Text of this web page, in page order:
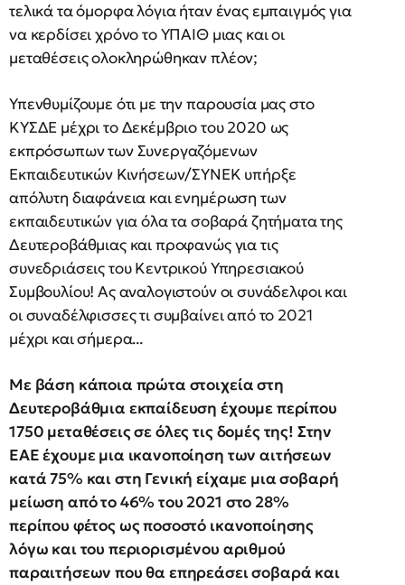
τελικά τα όμορφα λόγια ήταν ένας εμπαιγμός για
να κερδίσει χρόνο το ΥΠΑΙΘ μιας και οι
μεταθέσεις ολοκληρώθηκαν πλέον;
Υπενθυμίζουμε ότι με την παρουσία μας στο
ΚΥΣΔΕ μέχρι το Δεκέμβριο του 2020 ως
εκπρόσωπων των Συνεργαζόμενων
Εκπαιδευτικών Κινήσεων/ΣΥΝΕΚ υπήρξε
απόλυτη διαφάνεια και ενημέρωση των
εκπαιδευτικών για όλα τα σοβαρά ζητήματα της
Δευτεροβάθμιας και προφανώς για τις
συνεδριάσεις του Κεντρικού Υπηρεσιακού
Συμβουλίου! Ας αναλογιστούν οι συνάδελφοι και
οι συναδέλφισσες τι συμβαίνει από το 2021
μέχρι και σήμερα...
Με βάση κάποια πρώτα στοιχεία στη
Δευτεροβάθμια εκπαίδευση έχουμε περίπου
1750 μεταθέσεις σε όλες τις δομές της! Στην
ΕΑΕ έχουμε μια ικανοποίηση των αιτήσεων
κατά 75% και στη Γενική είχαμε μια σοβαρή
μείωση από το 46% του 2021 στο 28%
περίπου φέτος ως ποσοστό ικανοποίησης
λόγω και του περιορισμένου αριθμού
παραιτήσεων που θα επηρεάσει σοβαρά και